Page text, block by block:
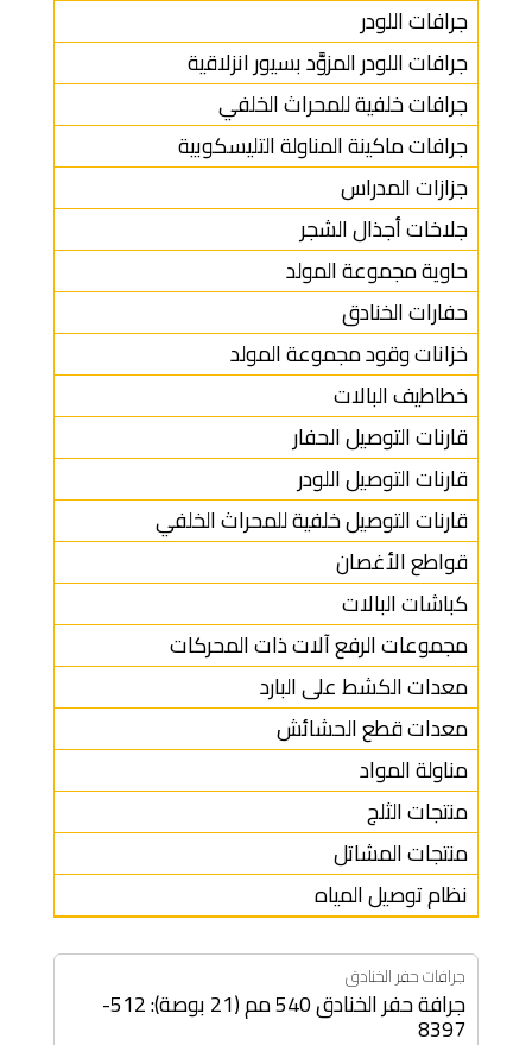
جرافات اللودر
جرافات اللودر المزوَّد بسيور انزلاقية
جرافات خلفية للمحراث الخلفي
جرافات ماكينة المناولة التليسكوبية
جزازات المدراس
جلاخات أجذال الشجر
حاوية مجموعة المولد
حفارات الخنادق
خزانات وقود مجموعة المولد
خطاطيف البالات
قارنات التوصيل الحفار
قارنات التوصيل اللودر
قارنات التوصيل خلفية للمحراث الخلفي
قواطع الأغصان
كباشات البالات
مجموعات الرفع آلات ذات المحركات
معدات الكشط على البارد
معدات قطع الحشائش
مناولة المواد
منتجات الثلج
منتجات المشاتل
نظام توصيل المياه
جرافات حفر الخنادق
جرافة حفر الخنادق 540 مم (21 بوصة): 512-
8397